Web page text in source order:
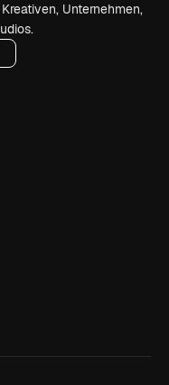
Unternehmen,